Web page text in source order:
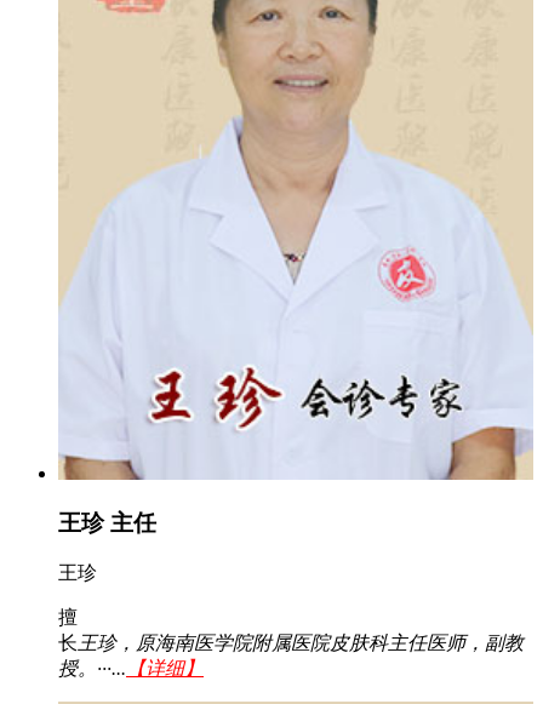
王珍 主任
王珍
擅
长王珍，原海南医学院附属医院皮肤科主任医师，副教
授。···... 【详细】